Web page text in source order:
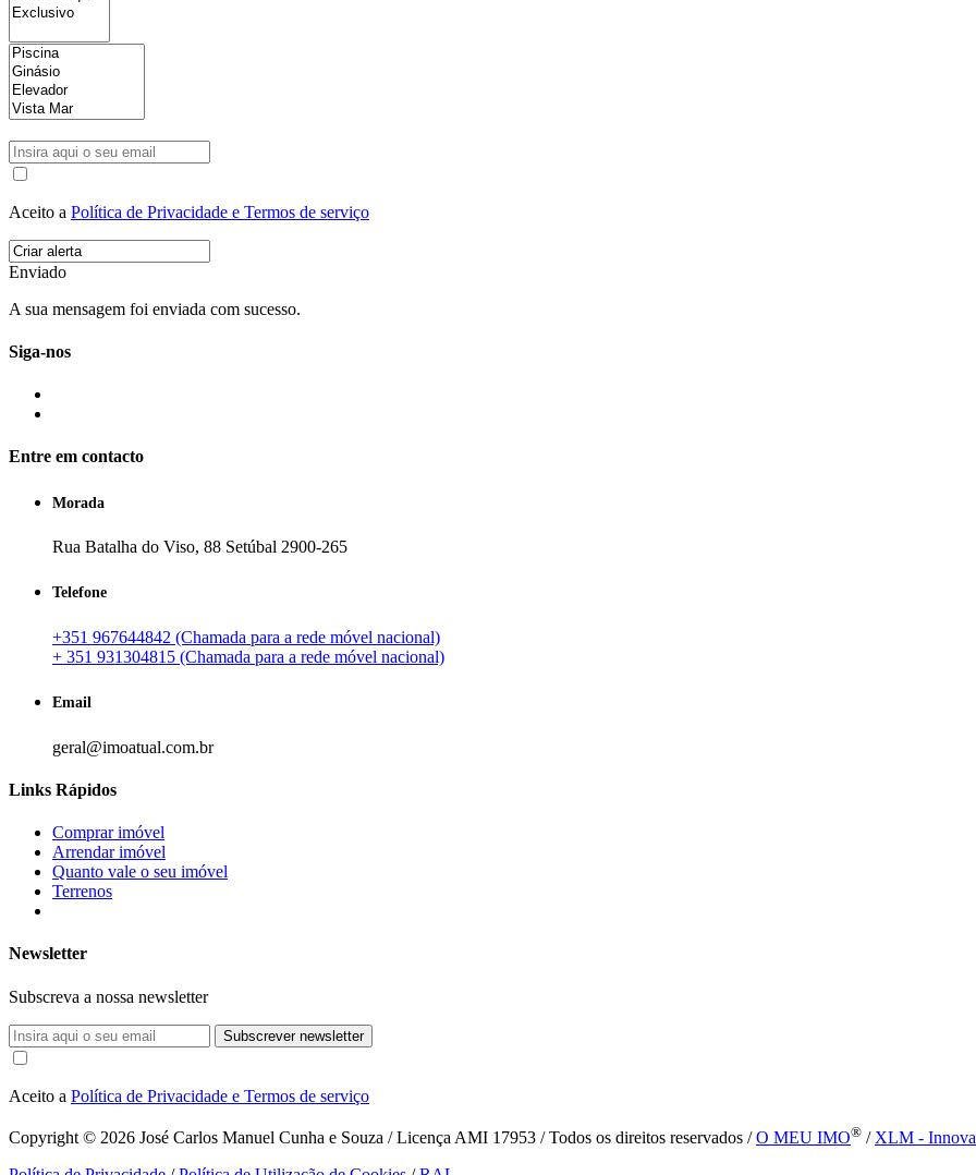
Aceito a Política de Privacidade e Termos de serviço
Enviado
A sua mensagem foi enviada com sucesso.
Siga-nos
Entre em contacto
Morada
Rua Batalha do Viso, 88 Setúbal 2900-265
Telefone
+351 967644842 (Chamada para a rede móvel nacional)
+ 351 931304815 (Chamada para a rede móvel nacional)
Email
geral@imoatual.com.br
Links Rápidos
Comprar imóvel
Arrendar imóvel
Quanto vale o seu imóvel
Terrenos
Newsletter
Subscreva a nossa newsletter
Subscrever newsletter
Aceito a Política de Privacidade e Termos de serviço
Copyright © 2026 José Carlos Manuel Cunha e Souza / Licença AMI 17953 / Todos os direitos reservados /O MEU IMO® / XLM -